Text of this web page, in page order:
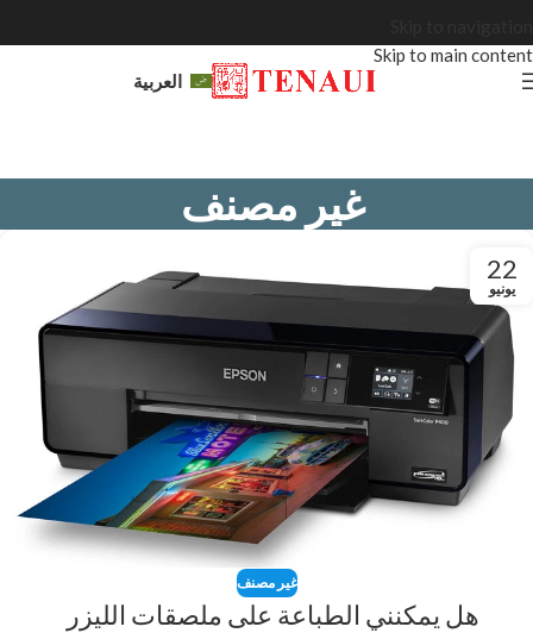
Skip to main content
العربية
غير مصنف
22
يونيو
غير مصنف
هل يمكنني الطباعة على ملصقات الليزر